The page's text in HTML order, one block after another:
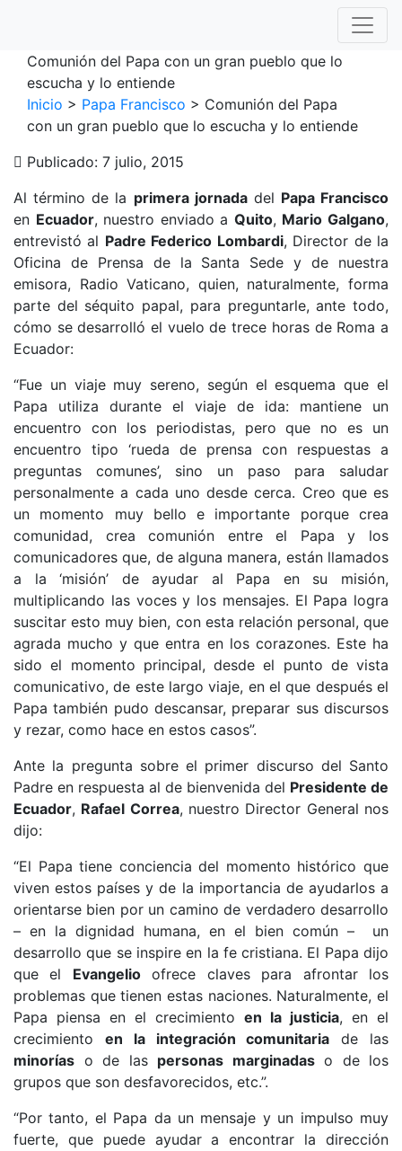
Comunión del Papa con un gran pueblo que lo
escucha y lo entiende
Inicio > Papa Francisco > Comunión del Papa
con un gran pueblo que lo escucha y lo entiende
Publicado: 7 julio, 2015
Al término de la primera jornadadel Papa Francisco
en Ecuador, nuestro enviado a Quito, Mario Galgano,
entrevistó al Padre Federico Lombardi, Director de la
Oficina de Prensa de la Santa Sede y de nuestra
emisora, Radio Vaticano, quien, naturalmente, forma
parte del séquito papal, para preguntarle, ante todo,
cómo se desarrolló el vuelo de trece horas de Roma a
Ecuador:
“Fue un viaje muy sereno, según el esquema que el
Papa utiliza durante el viaje de ida: mantiene un
encuentro con los periodistas, pero que no es un
encuentro tipo ‘rueda de prensa con respuestas a
preguntas comunes’, sino un paso para saludar
personalmente a cada uno desde cerca. Creo que es
un momento muy bello e importante porque crea
comunidad, crea comunión entre el Papa y los
comunicadores que, de alguna manera, están llamados
a la ‘misión’ de ayudar al Papa en su misión,
multiplicando las voces y los mensajes. El Papa logra
suscitar esto muy bien, con esta relación personal, que
agrada mucho y que entra en los corazones. Este ha
sido el momento principal, desde el punto de vista
comunicativo, de este largo viaje, en el que después el
Papa también pudo descansar, preparar sus discursos
y rezar, como hace en estos casos”.
Ante la pregunta sobre el primer discurso del Santo
Padre en respuesta al de bienvenida del Presidente de
Ecuador, Rafael Correa, nuestro Director General nos
dijo:
“El Papa tiene conciencia del momento histórico que
viven estos países y de la importancia de ayudarlos a
orientarse bien por un camino de verdadero desarrollo
– en la dignidad humana, en el bien común – un
desarrollo que se inspire en la fe cristiana. El Papa dijo
que el Evangelioofrece claves para afrontar los
problemas que tienen estas naciones. Naturalmente, el
Papa piensa en el crecimiento en la justicia, en el
crecimiento en la integración comunitaria de las
minorías o de las personas marginadaso de los
grupos que son desfavorecidos, etc.”.
“Por tanto, el Papa da un mensaje y un impulso muy
fuerte, que puede ayudar a encontrar la dirección